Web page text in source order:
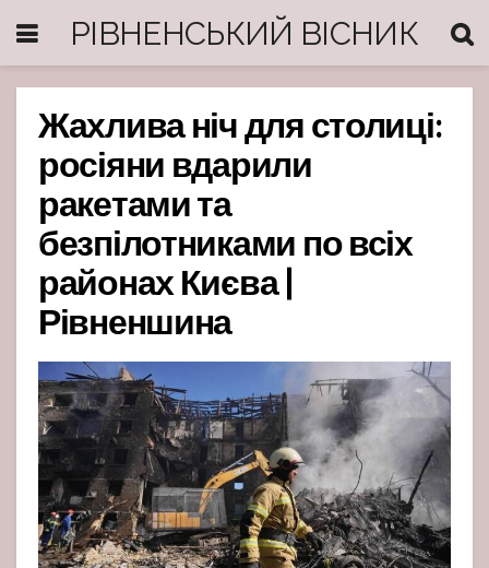
РІВНЕНСЬКИЙ ВІСНИК
Жахлива ніч для столиці:
росіяни вдарили
ракетами та
безпілотниками по всіх
районах Києва |
Рівненшина